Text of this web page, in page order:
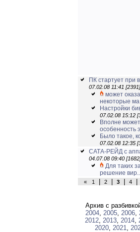
ПК стартует при
07.02.08 11:41 [2391]
может
некоторые
Настройки
07.02.08 15:12
Вполне
особенность
Было такое,
07.02.08 12:35
САТА-РЕЙД с
04.07.08 09:40
Для таких
решение
«
1 2 3 4
Архив с
2004, 2005, 2006,
2012, 2013, 2014,
2020, 2021,